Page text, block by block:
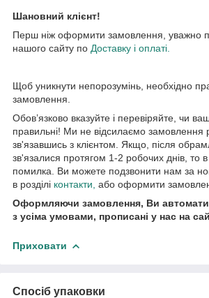
Шановний клієнт!
Перш ніж оформити замовлення, уважно
нашого сайту по Доставку і оплаті.
Щоб уникнути непорозумінь, необхідно
замовлення.
Обов’язково вказуйте і перевіряйте, чи
правильні! Ми не відсилаємо замовлення
зв'язавшись з клієнтом. Якщо, після
зв'язалися протягом 1-2 робочих днів, то в
помилка. Ви можете подзвонити нам за
в розділі контакти або оформити
Оформляючи замовлення, Ви
з усіма умовами, прописані у нас на
Приховати
Спосіб упаковки